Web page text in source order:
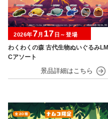
わくわくの森 古代生物ぬいぐるみLM
Cアソート
2026年7月 17 日～登場